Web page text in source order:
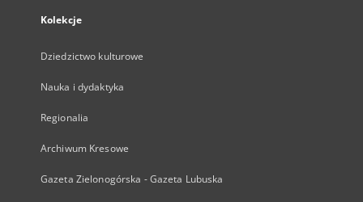
Kolekcje
Dziedzictwo kulturowe
Nauka i dydaktyka
Regionalia
Archiwum Kresowe
Gazeta Zielonogórska - Gazeta Lubuska